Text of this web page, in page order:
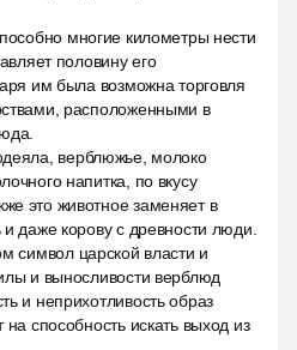
многие километры нести
половину его
им была возможна торговля
расположенными в
верблюжье, молоко
напитка, по вкусу
это животное заменяет в
даже корову с древности люди.
символ царской власти и
и выносливости верблюд
и неприхотливость образ
на способность искать выход из